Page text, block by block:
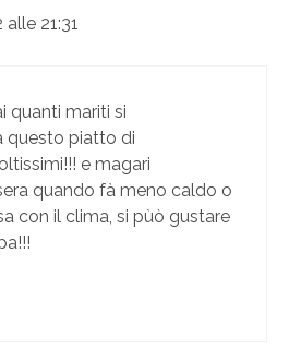
21:31
quanti mariti si
questo piatto di
e magari
quando fà meno caldo o
con il clima, si pùò gustare